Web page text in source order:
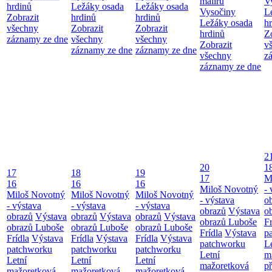
hrdinů
Zobrazit
všechny
záznamy ze dne
Ležáky osada
hrdinů
Zobrazit
všechny
záznamy ze dne
Ležáky osada
hrdinů
Zobrazit
všechny
záznamy ze dne
Vysočiny
Ležáky osada
hrdinů
Zobrazit
všechny
záznamy ze dne
17
16
Miloš Novotný
- výstava
obrazů Výstava
obrazů Luboše
Frídla Výstava
patchworku
Letní
18
16
Miloš Novotný
- výstava
obrazů Výstava
obrazů Luboše
Frídla Výstava
patchworku
Letní
19
16
Miloš Novotný
- výstava
obrazů Výstava
obrazů Luboše
Frídla Výstava
patchworku
Letní
20
17
Miloš Novotný
- výstava
obrazů Výstava
obrazů Luboše
Frídla Výstava
patchworku
Letní
mažoretková
-